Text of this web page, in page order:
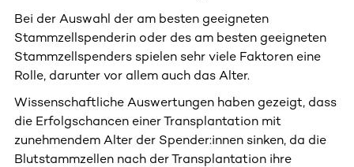
Bei der Auswahl der am besten geeigneten
Stammzellspenderin oder des am besten geeigneten
Stammzellspenders spielen sehr viele Faktoren eine
Rolle, darunter vor allem auch das Alter.
Wissenschaftliche Auswertungen haben gezeigt, dass
die Erfolgschancen einer Transplantation mit
zunehmendem Alter der Spender:innen sinken, da die
Blutstammzellen nach der Transplantation ihre